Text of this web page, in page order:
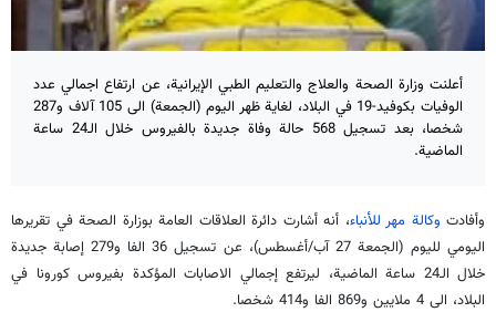
أعلنت وزارة الصحة والعلاج والتعليم الطبي الإيرانية، عن ارتفاع اجمالي عدد
الوفيات بكوفيد-19 في البلاد، لغاية ظهر اليوم (الجمعة) الى 105 آلاف و287
شخصا، بعد تسجيل 568 حالة وفاة جديدة بالفيروس خلال الـ24 ساعة
الماضية.
وأفادت وكالة مهر للأنباء، أنه أشارت دائرة العلاقات العامة بوزارة الصحة في تقريرها
اليومي لليوم (الجمعة 27 آب/أغسطس)، عن تسجيل 36 الفا و279 إصابة جديدة
خلال الـ24 ساعة الماضية، ليرتفع إجمالي الاصابات المؤكدة بفيروس كورونا في
البلاد، الى 4 ملايين و869 الفا و414 شخصا.